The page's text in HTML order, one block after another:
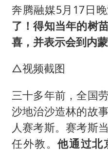
中
感
奋
奔腾融媒5月17日晚
了！得知当年的树
喜，并表示会到内蒙
△视频截图
三十多年前，全国
沙地治沙造林的故
人赛考斯。赛考斯
任外教。他通过北